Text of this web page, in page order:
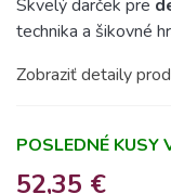
Skvelý darček pre
technika a šikovné
Zobraziť detaily
POSLEDNÉ KUSY
52,35 €